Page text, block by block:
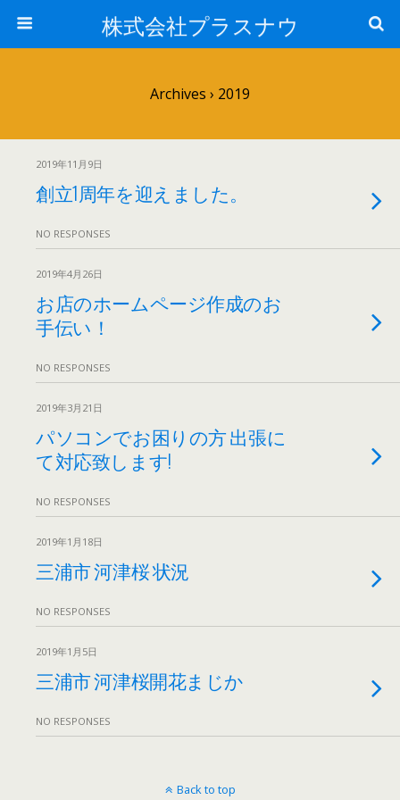
株式会社プラスナウ
Archives › 2019
2019年11月9日
創立1周年を迎えました。
NO RESPONSES
2019年4月26日
お店のホームページ作成のお
手伝い！
NO RESPONSES
2019年3月21日
パソコンでお困りの方 出張に
て対応致します!
NO RESPONSES
2019年1月18日
三浦市 河津桜 状況
NO RESPONSES
2019年1月5日
三浦市 河津桜開花まじか
NO RESPONSES
Back to top